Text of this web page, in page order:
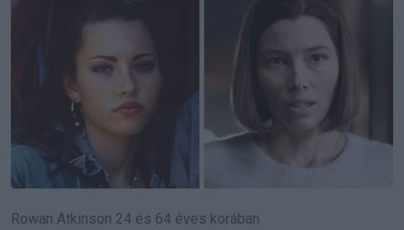
Rowan Atkinson 24 és 64 éves korában